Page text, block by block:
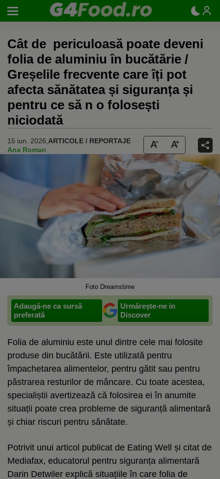
Cât de periculoasă poate deveni
folia de aluminiu în bucătărie /
Greșelile frecvente care îți pot
afecta sănătatea și siguranța și
pentru ce să n o folosești
niciodată
15 iun. 2026, ARTICOLE / REPORTAJE
Ana Roman
Foto Dreamstime
Adaugă-ne ca sursă
preferată
Urmărește-ne in
Discover
Folia de aluminiu este unul dintre cele mai folosite
produse din bucătării. Este utilizată pentru
împachetarea alimentelor, pentru gătit sau pentru
păstrarea resturilor de mâncare. Cu toate acestea,
specialiștii avertizează că folosirea ei în anumite
situații poate crea probleme de siguranță alimentară
și chiar riscuri pentru sănătate.
Potrivit unui articol publicat de Eating Well și citat de
Mediafax, educatorul pentru siguranța alimentară
Darin Detwiler explică situațiile în care folia de